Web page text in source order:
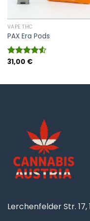
VAPE THC
PAX Era Pods
Bewertet
31,00 €
Lerchenfelder Str. 17,